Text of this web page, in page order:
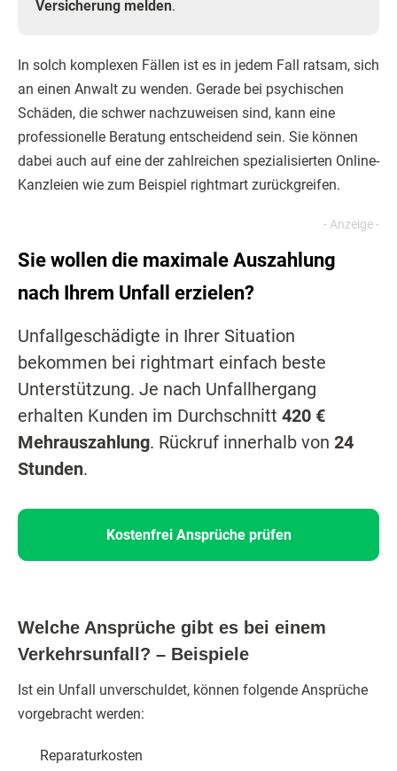
Versicherung melden.
In solch komplexen Fällen ist es in jedem Fall ratsam, sich
an einen Anwalt zu wenden. Gerade bei psychischen
Schäden, die schwer nachzuweisen sind, kann eine
professionelle Beratung entscheidend sein. Sie können
dabei auch auf eine der zahlreichen spezialisierten Online-
Kanzleien wie zum Beispiel rightmart zurückgreifen.
Sie wollen die maximale Auszahlung
nach Ihrem Unfall erzielen?
Unfallgeschädigte in Ihrer Situation
bekommen bei rightmart einfach beste
Unterstützung. Je nach Unfallhergang
erhalten Kunden im Durchschnitt 420 €
Mehrauszahlung. Rückruf innerhalb von 24
Stunden.
Kostenfrei Ansprüche prüfen
Welche Ansprüche gibt es bei einem
Verkehrsunfall? – Beispiele
Ist ein Unfall unverschuldet, können folgende Ansprüche
vorgebracht werden:
Reparaturkosten